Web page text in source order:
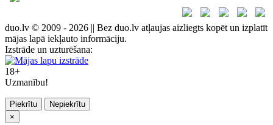
duo.lv © 2009 - 2026 || Bez duo.lv atļaujas aizliegts kopēt un izplatīt
mājas lapā iekļauto informāciju.
Izstrāde un uzturēšana:
18+
Uzmanību!
Piekrītu
Nepiekrītu
×